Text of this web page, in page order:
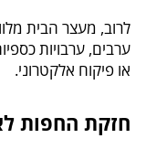
לרוב, מעצר הבית
ערבים, ערבויות
או פיקוח אלקטרוני.
חזקת החפות